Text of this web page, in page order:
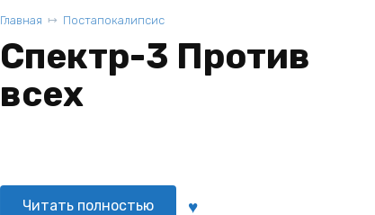
Главная Постапокалипсис
Спектр-3 Против
всех
Читать полностью